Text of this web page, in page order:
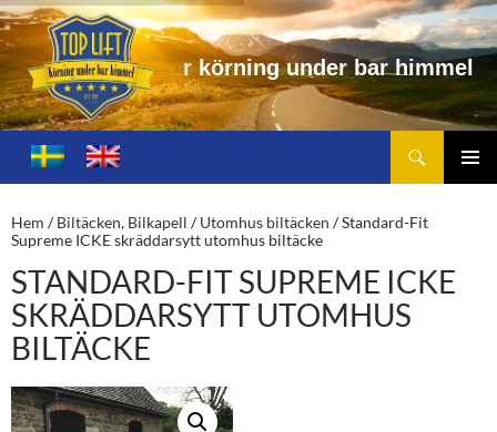
ng under bar himme
Toplift.se – för körning under bar himmel
HOPPA
TILL
Hem /Biltäcken, Bilkapell /Utomhus biltäcken / Standard-Fit
Supreme ICKE skräddarsytt utomhus biltäcke
STANDARD-FIT SUPREME ICKE
SKRÄDDARSYTT UTOMHUS
BILTÄCKE